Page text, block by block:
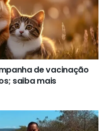
de vacinação
saiba mais